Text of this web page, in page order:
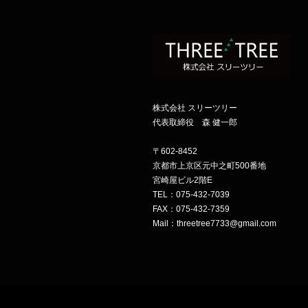
株式会社 スリーツリー
代表取締役 森 健一郎
〒602-8452
京都市上京区元中之町500番地
宮崎屋ビル2階E
TEL：075-432-7039
FAX：075-432-7359
Mail：threetree7733@gmail.com